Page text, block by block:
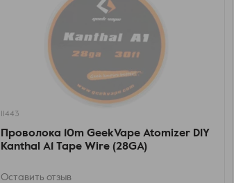
11443
Проволока 10m GeekVape Atomizer DIY
Kanthal A1 Tape Wire (28GA)
Оставить отзыв